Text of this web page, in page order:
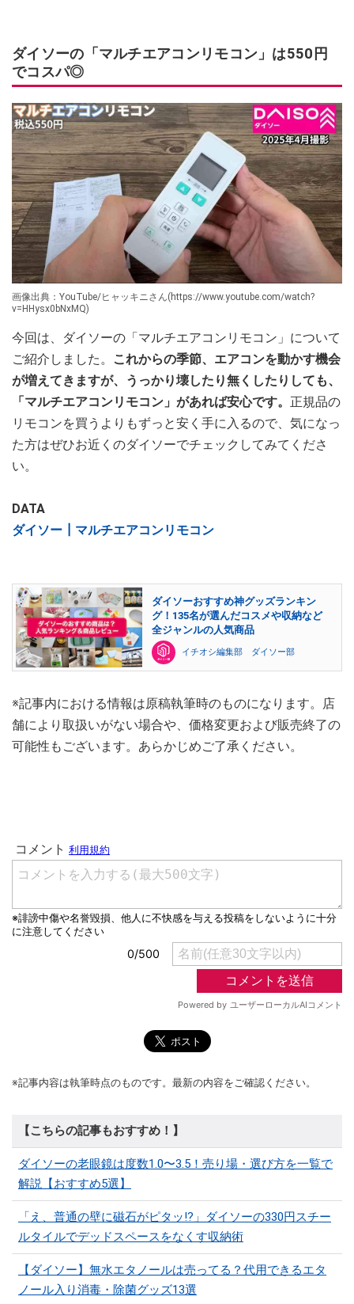
ダイソーの「マルチエアコンリモコン」は550円
でコスパ◎
画像出典：YouTube/ヒャッキニさん(https://www.youtube.com/watch?
v=HHysx0bNxMQ)
今回は、ダイソーの「マルチエアコンリモコン」について
ご紹介しました。
これからの季節、エアコンを動かす機会
が増えてきますが、うっかり壊したり無くしたりしても、
「マルチエアコンリモコン」があれば安心です。 正規品の
リモコンを買うよりもずっと安く手に入るので、気になっ
た方はぜひお近くのダイソーでチェックしてみてくださ
い。
DATA
ダイソー┃マルチエアコンリモコン
ダイソーおすすめ神グッズランキン
グ！135名が選んだコスメや収納など
全ジャンルの人気商品
イチオシ編集部 ダイソー部
※記事内における情報は原稿執筆時のものになります。店
舗により取扱いがない場合や、価格変更および販売終了の
可能性もございます。あらかじめご了承ください。
※記事内容は執筆時点のものです。最新の内容をご確認ください。
【こちらの記事もおすすめ！】
ダイソーの老眼鏡は度数1.0〜3.5！売り場・選び方を一覧で
解説【おすすめ5選】
「え、普通の壁に磁石がピタッ!?」ダイソーの330円スチー
ルタイルでデッドスペースをなくす収納術
【ダイソー】無水エタノールは売ってる？代用できるエタ
ノール入り消毒・除菌グッズ13選